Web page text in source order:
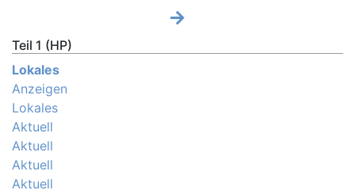
Teil 1 (HP)
Lokales
Anzeigen
Lokales
Aktuell
Aktuell
Aktuell
Aktuell